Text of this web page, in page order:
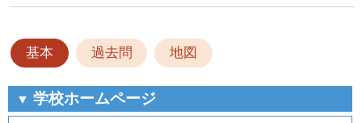
基本 過去問 地図
▼ 学校ホームページ